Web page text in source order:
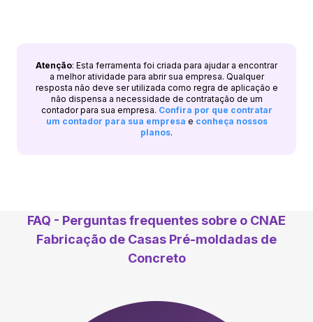
Atenção: Esta ferramenta foi criada para ajudar a encontrar
a melhor atividade para abrir sua empresa. Qualquer
resposta não deve ser utilizada como regra de aplicação e
não dispensa a necessidade de contratação de um
contador para sua empresa. Confira por que contratar
um contador para sua empresa e conheça nossos
planos.
FAQ - Perguntas frequentes sobre o CNAE
Fabricação de Casas Pré-moldadas de
Concreto